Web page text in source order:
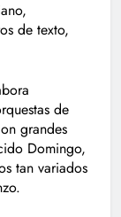
de texto,
de
grandes
Domingo,
tan variados